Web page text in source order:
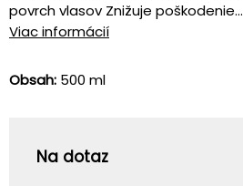
povrch vlasov Znižuje poškodenie...
Viac informácií
Obsah: 500 ml
Na dotaz